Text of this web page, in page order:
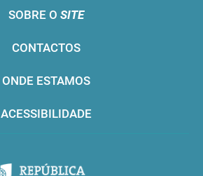
SOBRE O SITE
CONTACTOS
ONDE ESTAMOS
ACESSIBILIDADE